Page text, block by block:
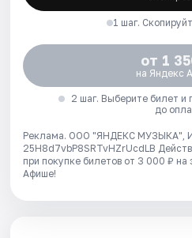
1 шаг.
от 1
на Яндекс
2 шаг. Выберите билет и
до
Реклама. ООО "ЯНДЕКС МУЗЫКА",
25H8d7vbP8SRTvHZrUcdLB
при покупке билетов от 3 000 ₽
Афише!